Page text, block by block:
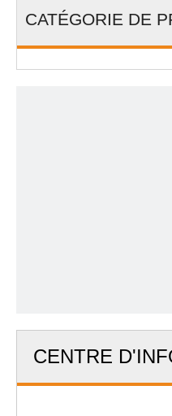
CATÉGORIE DE
CENTRE